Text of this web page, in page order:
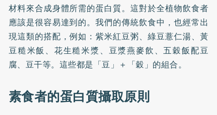
材料來合成身體所需的蛋白質。這對於全植物飲食者
應該是很容易達到的。我們的傳統飲食中，也經常出
現這類的搭配，例如：紫米紅豆粥、綠豆薏仁湯、黃
豆糙米飯、花生糙米漿、豆漿燕麥飲、五穀飯配豆
腐、豆干等。這些都是「豆」＋「穀」的組合。
素食者的蛋白質攝取原則